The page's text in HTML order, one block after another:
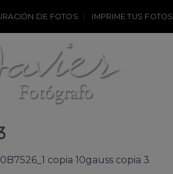
DE FOTOS IMPRIME TUS FOTOS
copia 10gauss copia 3